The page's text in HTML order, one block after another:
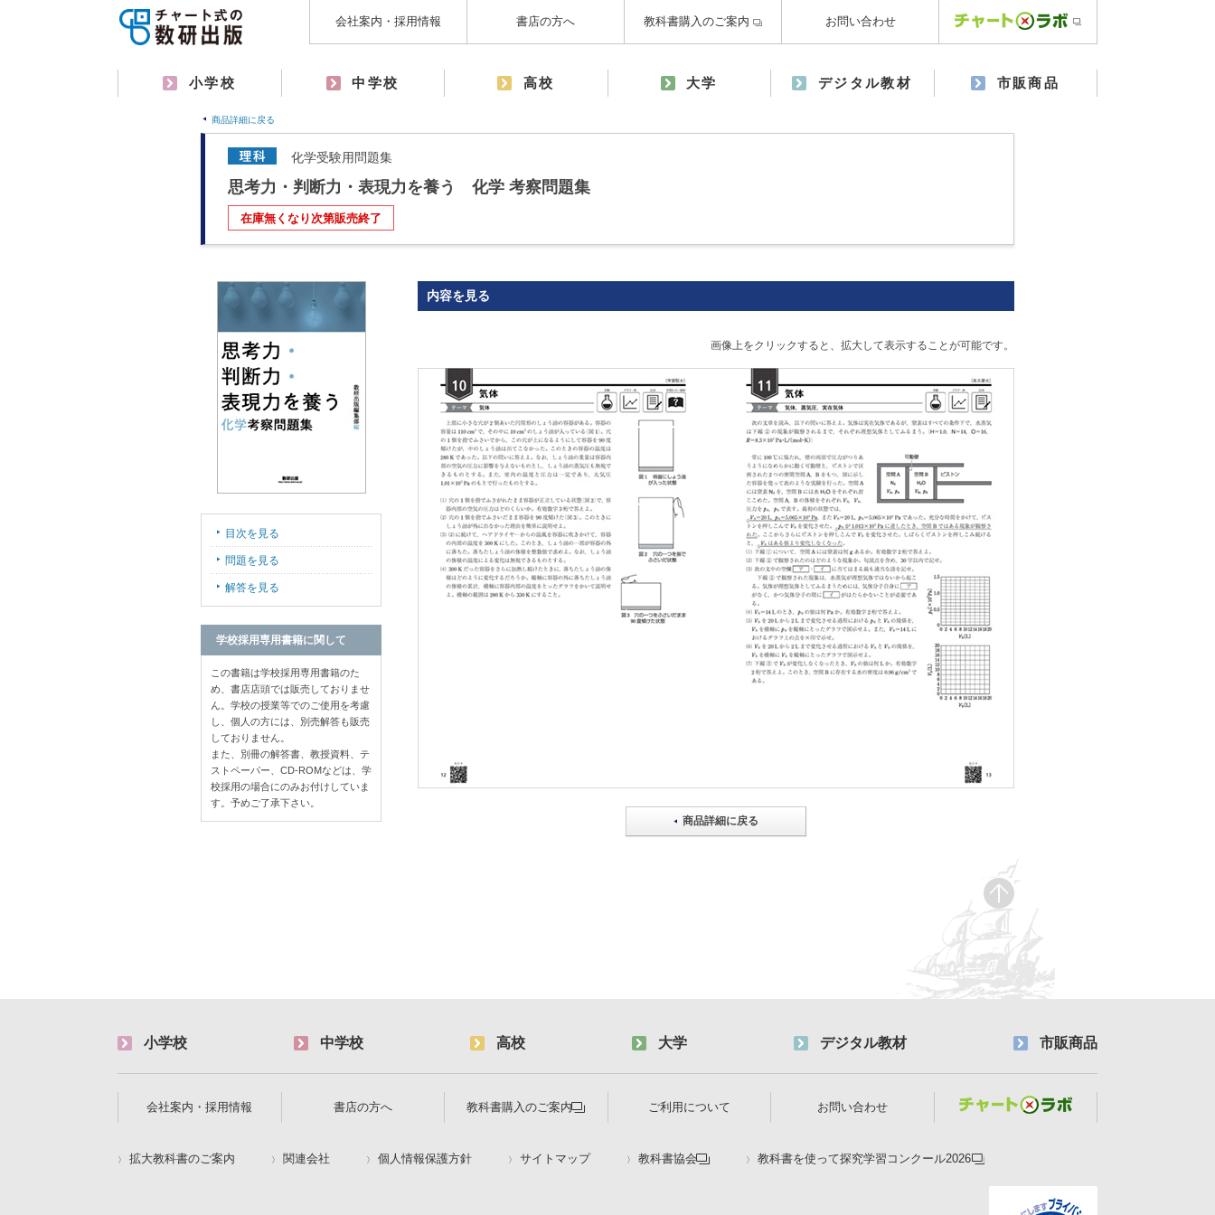
会社案内・採用情報 書店の方へ 教科書購入のご案内 お問い合わせ
小学校 中学校 高校 大学 デジタル教材 市販商品
商品詳細に戻る
化学受験用問題集
思考力・判断力・表現力を養う 化学 考察問題集
在庫無くなり次第販売終了
内容を見る
画像上をクリックすると、拡大して表示することが可能です。
商品詳細に戻る
目次を見る
問題を見る
解答を見る
学校採用専用書籍に関して
この書籍は学校採用専用書籍のた
め、書店店頭では販売しておりませ
ん。学校の授業等でのご使用を考慮
し、個人の方には、別売解答も販売
しておりません。
また、別冊の解答書、教授資料、テ
ストペーパー、CD-ROMなどは、学
校採用の場合にのみお付けしていま
す。予めご了承下さい。
小学校 中学校 高校 大学 デジタル教材 市販商品
会社案内・採用情報 書店の方へ 教科書購入のご案内 ご利用について お問い合わせ
拡大教科書のご案内 関連会社 個人情報保護方針 サイトマップ 教科書協会 教科書を使って探究学習コンクール2026